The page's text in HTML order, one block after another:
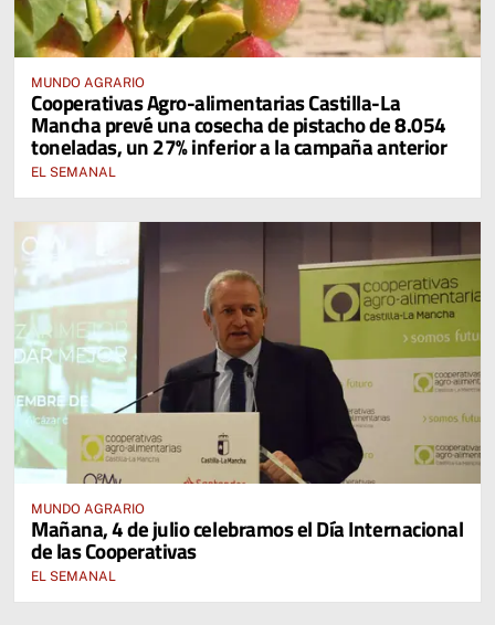
MUNDO AGRARIO
Cooperativas Agro-alimentarias Castilla-La
Mancha prevé una cosecha de pistacho de 8.054
toneladas, un 27% inferior a la campaña anterior
EL SEMANAL
MUNDO AGRARIO
Mañana, 4 de julio celebramos el Día Internacional
de las Cooperativas
EL SEMANAL